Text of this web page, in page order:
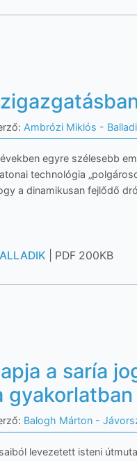
Ambrózi Miklós -
egyre szélesebb
technológia
a dinamikusan fejlődő
| PDF 200KB
a saría
gyakorlatban
Balogh Márton -
levezetett isteni